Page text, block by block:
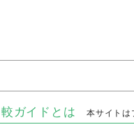
ガイドとは 本サイトは